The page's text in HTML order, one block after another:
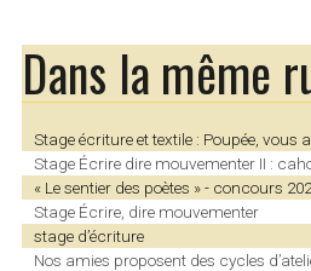
Dans la même
Stage écriture et textile : Poupée, vous
Stage Écrire dire mouvementer II :
« Le sentier des poètes » - concours
Stage Écrire, dire mouvementer
stage d’écriture
Nos amies proposent des cycles